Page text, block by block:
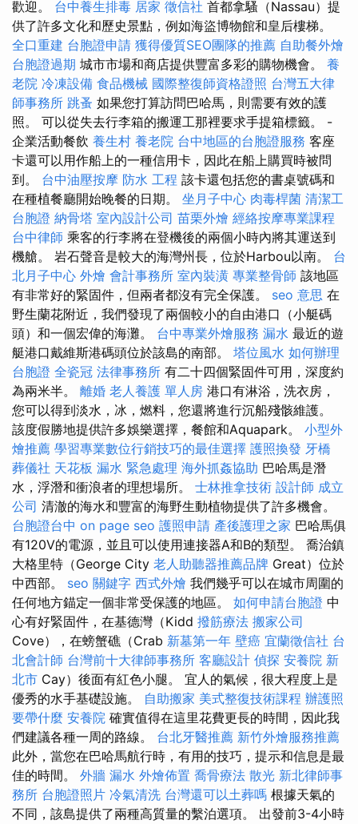
歡迎。 台中養生排毒 居家 徵信社 首都拿騷（Nassau）提
供了許多文化和歷史景點，例如海盜博物館和皇后樓梯。
全口重建 台胞證申請 獲得優質SEO團隊的推薦 自助餐外燴
台胞證過期 城市市場和商店提供豐富多彩的購物機會。 養
老院 冷凍設備 食品機械 國際整復師資格證照 台灣五大律
師事務所 跳蚤 如果您打算訪問巴哈馬，則需要有效的護
照。 可以從失去行李箱的搬運工那裡要求手提箱標籤。 -
企業活動餐飲 養生村 養老院 台中地區的台胞證服務 客座
卡還可以用作船上的一種信用卡，因此在船上購買時被問
到。 台中油壓按摩 防水 工程 該卡還包括您的書桌號碼和
在種植餐廳開始晚餐的日期。 坐月子中心 肉毒桿菌 清潔工
台胞證 納骨塔 室內設計公司 苗栗外燴 經絡按摩專業課程
台中律師 乘客的行李將在登機後的兩個小時內將其運送到
機艙。 岩石聲音是較大的海灣州長，位於Harbou以南。 台
北月子中心 外燴 會計事務所 室內裝潢 專業整骨師 該地區
有非常好的緊固件，但兩者都沒有完全保護。 seo 意思 在
野生蘭花附近，我們發現了兩個較小的自由港口（小艇碼
頭）和一個宏偉的海灘。 台中專業外燴服務 漏水 最近的遊
艇港口戴維斯港碼頭位於該島的南部。 塔位風水 如何辦理
台胞證 全瓷冠 法律事務所 有二十四個緊固件可用，深度約
為兩米半。 離婚 老人養護 單人房 港口有淋浴，洗衣房，
您可以得到淡水，冰，燃料，您還將進行沉船殘骸維護。
該度假勝地提供許多娛樂選擇，餐館和Aquapark。 小型外
燴推薦 學習專業數位行銷技巧的最佳選擇 護照換發 牙橋
葬儀社 天花板 漏水 緊急處理 海外抓姦協助 巴哈馬是潛
水，浮潛和衝浪者的理想場所。 士林推拿技術 設計師 成立
公司 清澈的海水和豐富的海野生動植物提供了許多機會。
台胞證台中 on page seo 護照申請 產後護理之家 巴哈馬俱
有120V的電源，並且可以使用連接器A和B的類型。 喬治鎮
大格里特（George City 老人助聽器推薦品牌 Great）位於
中西部。 seo 關鍵字 西式外燴 我們幾乎可以在城市周圍的
任何地方錨定一個非常受保護的地區。 如何申請台胞證 中
心有好緊固件，在基德灣（Kidd 撥筋療法 搬家公司
Cove），在螃蟹礁（Crab 新墓第一年 壁癌 宜蘭徵信社 台
北會計師 台灣前十大律師事務所 客廳設計 偵探 安養院 新
北市 Cay）後面有紅色小腿。 宜人的氣候，很大程度上是
優秀的水手基礎設施。 自助搬家 美式整復技術課程 辦護照
要帶什麼 安養院 確實值得在這里花費更長的時間，因此我
們建議各種一周的路線。 台北牙醫推薦 新竹外燴服務推薦
此外，當您在巴哈馬航行時，有用的技巧，提示和信息是最
佳的時間。 外牆 漏水 外燴佈置 喬骨療法 散光 新北律師事
務所 台胞證照片 冷氣清洗 台灣還可以土葬嗎 根據天氣的
不同，該島提供了兩種高質量的繫泊選項。 出發前3-4小時